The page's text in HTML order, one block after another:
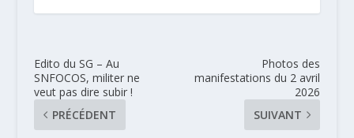
Edito du SG – Au
SNFOCOS, militer ne
veut pas dire subir !
PRÉCÉDENT
Photos des
manifestations du 2 avril
2026
SUIVANT